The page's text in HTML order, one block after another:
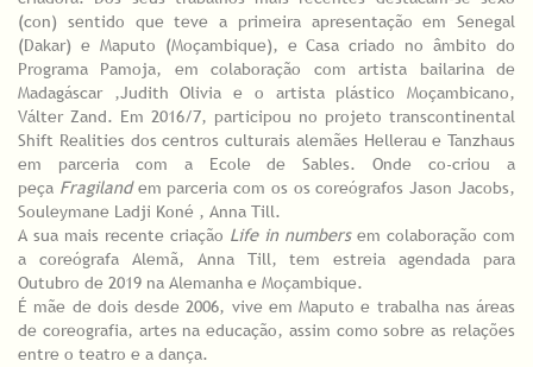
(con) sentido que teve a primeira apresentação em Senegal
(Dakar) e Maputo (Moçambique), e Casa criado no âmbito do
Programa Pamoja, em colaboração com artista bailarina de
Madagáscar ,Judith Olivia e o artista plástico Moçambicano,
Válter Zand. Em 2016/7, participou no projeto transcontinental
Shift Realities dos centros culturais alemães Hellerau e Tanzhaus
em parceria com a Ecole de Sables. Onde co-criou a
peça Fragilandem parceria com os os coreógrafos Jason Jacobs,
Souleymane Ladji Koné , Anna Till.
A sua mais recente criação Life in numbersem colaboração com
a coreógrafa Alemã, Anna Till, tem estreia agendada para
Outubro de 2019 na Alemanha e Moçambique.
É mãe de dois desde 2006, vive em Maputo e trabalha nas áreas
de coreografia, artes na educação, assim como sobre as relações
entre o teatro e a dança.